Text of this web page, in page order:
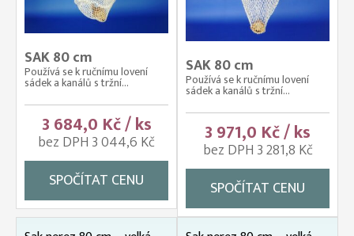
SAK 80 cm
Používá se k ručnímu lovení
sádek a kanálů s tržní...
3 684,0 Kč / ks
bez DPH 3 044,6 Kč
SPOČÍTAT CENU
SAK 80 cm
Používá se k ručnímu lovení
sádek a kanálů s tržní...
3 971,0 Kč / ks
bez DPH 3 281,8 Kč
SPOČÍTAT CENU